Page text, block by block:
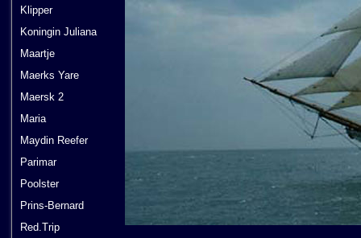
Klipper
Koningin Juliana
Maartje
Maerks Yare
Maersk 2
Maria
Maydin Reefer
Parimar
Poolster
Prins-Bernard
Red.Trip